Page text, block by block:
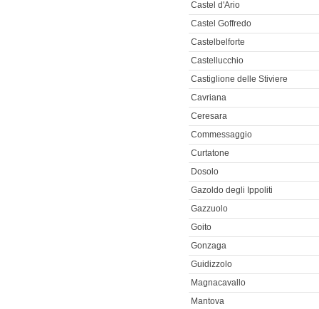
Castel d'Ario
Castel Goffredo
Castelbelforte
Castellucchio
Castiglione delle Stiviere
Cavriana
Ceresara
Commessaggio
Curtatone
Dosolo
Gazoldo degli Ippoliti
Gazzuolo
Goito
Gonzaga
Guidizzolo
Magnacavallo
Mantova